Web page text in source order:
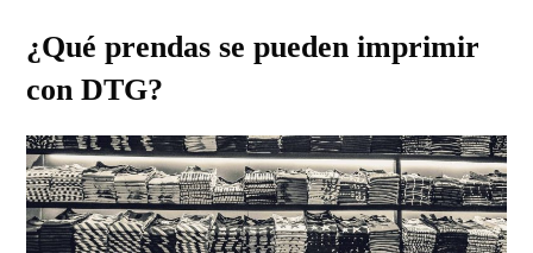
¿Qué prendas se pueden imprimir
con DTG?